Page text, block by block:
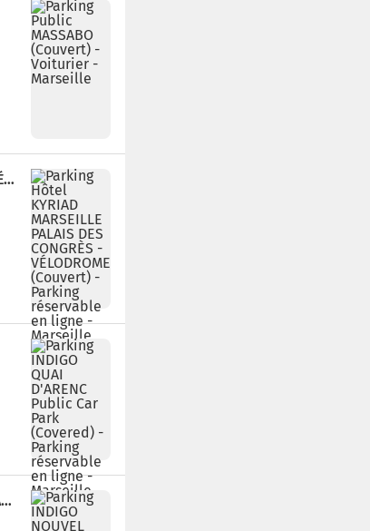
PARKING HÔTEL KYRIAD MARSEILLE PALAIS DES CONGRÈS - VÉLODROME (COUVERT)
PARKING INDIGO NOUVEL HÔPITAL EUROPÉEN PUBLIC CAR PARK (COVERED)